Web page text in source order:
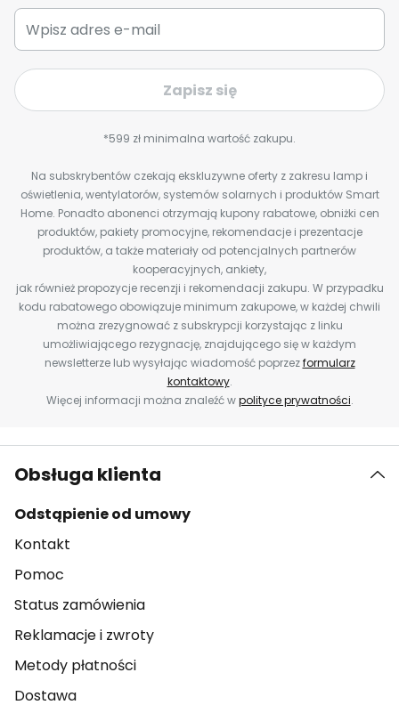
Zapisz się
*599 zł minimalna wartość zakupu.
Na subskrybentów czekają ekskluzywne oferty z zakresu lamp i
oświetlenia, wentylatorów, systemów solarnych i produktów Smart
Home. Ponadto abonenci otrzymają kupony rabatowe, obniżki cen
produktów, pakiety promocyjne, rekomendacje i prezentacje
produktów, a także materiały od potencjalnych partnerów
kooperacyjnych, ankiety,
jak również propozycje recenzji i rekomendacji zakupu. W przypadku
kodu rabatowego obowiązuje minimum zakupowe, w każdej chwili
można zrezygnować z subskrypcji korzystając z linku
umożliwiającego rezygnację, znajdującego się w każdym
newsletterze lub wysyłając wiadomość poprzezformularz
kontaktowy.
Więcej informacji można znaleźć wpolityce prywatności.
Obsługa klienta
Odstąpienie od umowy
Kontakt
Pomoc
Status zamówienia
Reklamacje i zwroty
Metody płatności
Dostawa